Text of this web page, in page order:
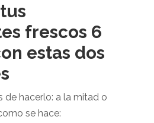
frescos 6
estas dos
de hacerlo: a la mitad o
se hace: